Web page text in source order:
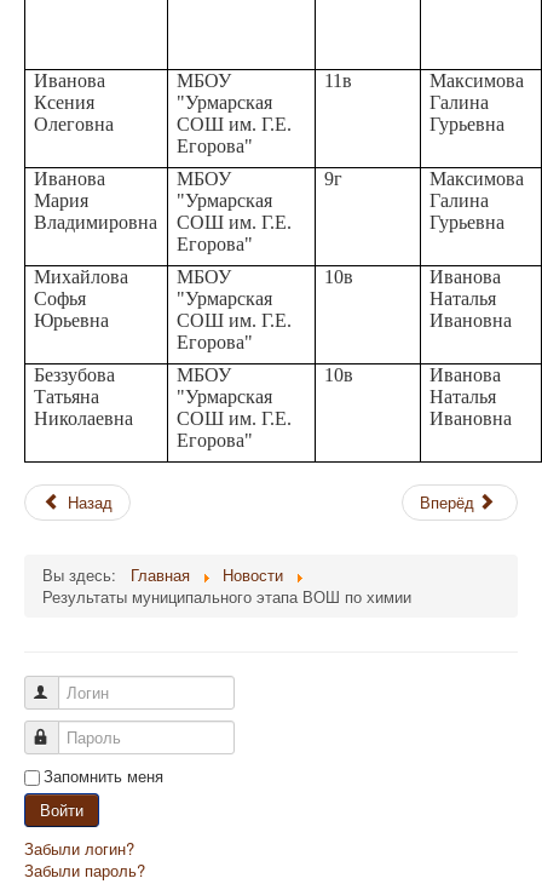
Иванова
Ксения
Олеговна
МБОУ
"Урмарская
СОШ им. Г.Е.
Егорова"
11в
Максимова
Галина
Гурьевна
Иванова
Мария
Владимировна
МБОУ
"Урмарская
СОШ им. Г.Е.
Егорова"
9г
Максимова
Галина
Гурьевна
Михайлова
Софья
Юрьевна
МБОУ
"Урмарская
СОШ им. Г.Е.
Егорова"
10в
Иванова
Наталья
Ивановна
Беззубова
Татьяна
Николаевна
МБОУ
"Урмарская
СОШ им. Г.Е.
Егорова"
10в
Иванова
Наталья
Ивановна
Назад Вперёд
Вы здесь: Главная
Новости
Результаты муниципального этапа ВОШ по химии
Логин
Пароль
Запомнить меня
Войти
Забыли логин?
Забыли пароль?